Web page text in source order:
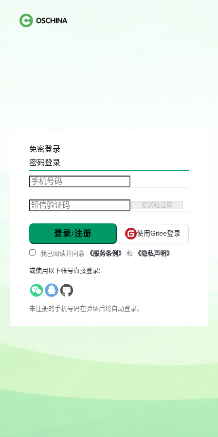
免密登录
密码登录
发送验证码
登录/注册 使用Gitee登录
我已阅读并同意 《服务条例》 和 《隐私声明》
或使用以下帐号直接登录:
未注册的手机号码在验证后将自动登录。